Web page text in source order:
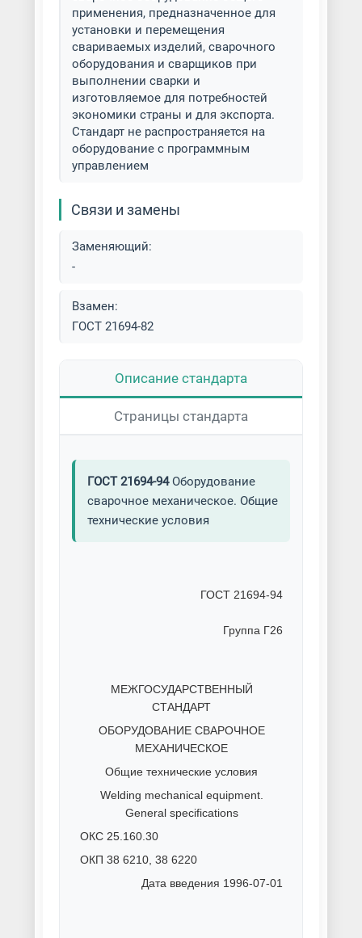
применения, предназначенное для
установки и перемещения
свариваемых изделий, сварочного
оборудования и сварщиков при
выполнении сварки и
изготовляемое для потребностей
экономики страны и для экспорта.
Стандарт не распространяется на
оборудование с программным
управлением
Связи и замены
Заменяющий:
-
Взамен:
ГОСТ 21694-82
Описание стандарта
Страницы стандарта
ГОСТ 21694-94Оборудование
сварочное механическое. Общие
технические условия